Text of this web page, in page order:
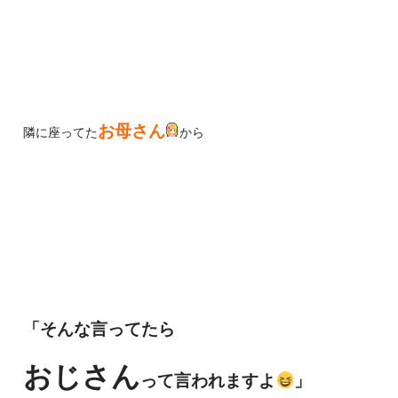
隣に座ってたお母さん から
「そんな言ってたら
おじさんって言われますよ 」